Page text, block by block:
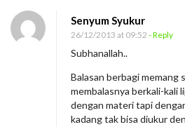
Senyum Syukur
26/12/2013 at 09:52 - Reply
Subhanallah..
Balasan berbagi memang
membalasnya berkali-kali
dengan materi tapi
kadang tak bisa diukur